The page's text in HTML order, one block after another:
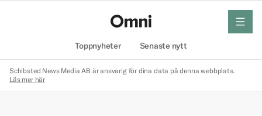
Toppnyheter Senaste nytt
meny
Schibsted News Media AB är ansvarig för dina data på denna webbplats.
Läs mer här